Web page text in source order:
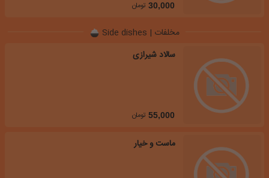
30,000 تومان
مخلفات | Side dishes
سالاد شیرازی
55,000 تومان
ماست و خیار